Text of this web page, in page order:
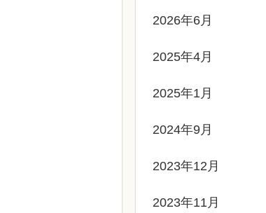
2026年6月
2025年4月
2025年1月
2024年9月
2023年12月
2023年11月